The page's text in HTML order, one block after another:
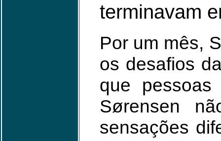
terminavam
Por um mês,
os desafios
que
Sørensen
sensações